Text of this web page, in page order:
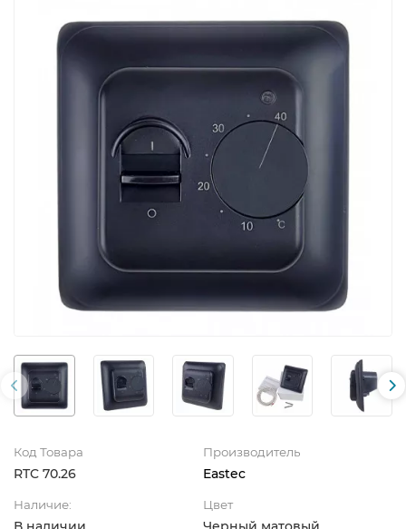
Код Товара
RTC 70.26
Производитель
Eastec
Наличие: Цвет